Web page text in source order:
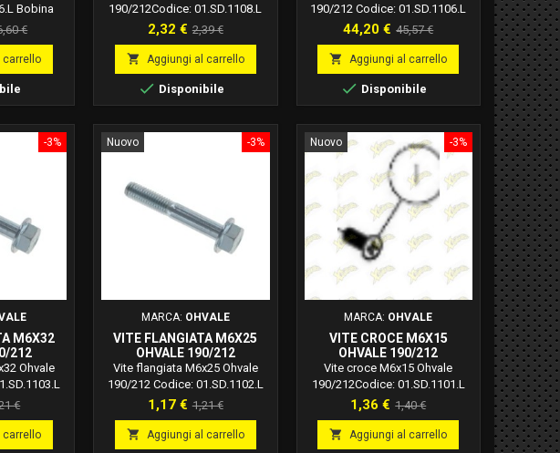
Bobina
Gp-7.
€
carrello
190/212Codice: 01.SD.1108.L
Prezzo
2,32 € Prezzo
base
2,39 €
 Aggiungi al carrello
 Disponibile
190/212 Codice: 01.SD.1106.L
Prezzo
44,20 € Prezzo
base
45,57 €
 Aggiungi al carrello
 Disponibile
-3%
M6X32
212
Ohvale
€
carrello
-3%
Nuovo
MARCA: OHVALE
VITE FLANGIATA M6X25
OHVALE 190/212
01.SD.1102.L
Vite flangiata M6x25 Ohvale
190/212 Codice: 01.SD.1102.L
Prezzo
1,17 € Prezzo
base
1,21 €
 Aggiungi al carrello
-3%
Nuovo
MARCA: OHVALE
VITE CROCE M6X15
OHVALE 190/212
01.SD.1101.L
Vite croce M6x15 Ohvale
190/212Codice: 01.SD.1101.L
Prezzo
1,36 € Prezzo
base
1,40 €
 Aggiungi al carrello